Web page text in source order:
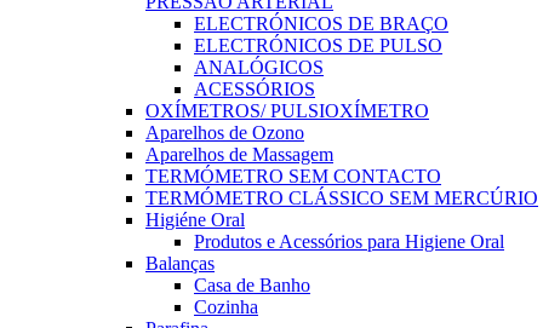
ELECTRÓNICOS DE BRAÇO
ELECTRÓNICOS DE PULSO
ANALÓGICOS
ACESSÓRIOS
OXÍMETROS/ PULSIOXÍMETRO
Aparelhos de Ozono
Aparelhos de Massagem
TERMÓMETRO SEM CONTACTO
TERMÓMETRO CLÁSSICO SEM MERCÚRIO
Higiéne Oral
Produtos e Acessórios para Higiene Oral
Balanças
Casa de Banho
Cozinha